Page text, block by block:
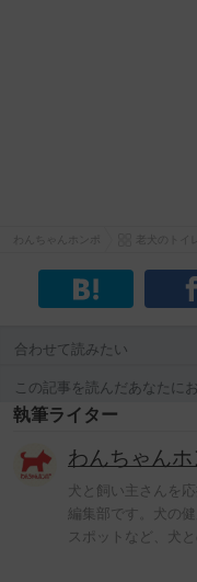
合わせて読みたい
この記事を読んだあなたに
執筆ライター
わんちゃん
犬と飼い主さんを
編集部です。犬の
スポットなど、犬